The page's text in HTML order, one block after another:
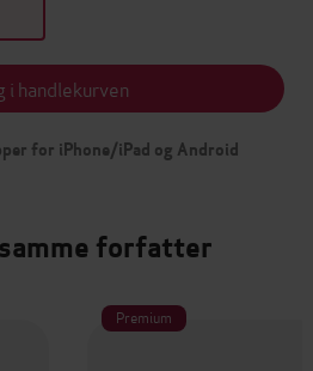
i handlekurven
for iPhone/iPad og Android
forfatter
Premium